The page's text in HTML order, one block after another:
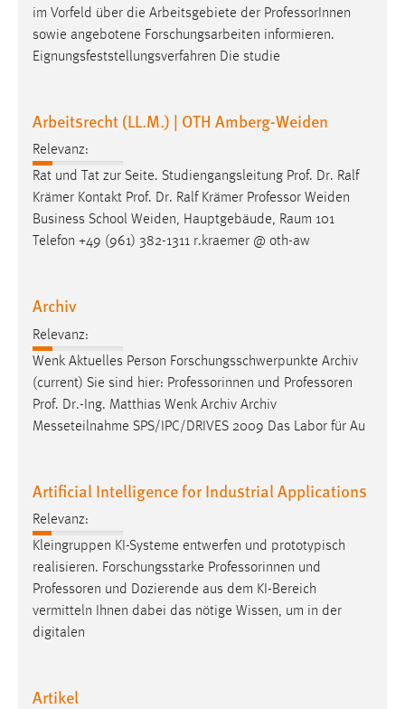
im Vorfeld über die Arbeitsgebiete der Professor Innen
sowie angebotene Forschungsarbeiten informieren.
Eignungsfeststellungsverfahren Die studie
Arbeitsrecht (LL.M.) | OTH Amberg-Weiden
Relevanz:
Rat und Tat zur Seite. Studiengangsleitung Prof. Dr. Ralf
Krämer Kontakt Prof. Dr. Ralf Krämer Professor Weiden
Business School Weiden, Hauptgebäude, Raum 101
Telefon +49 (961) 382-1311 r.kraemer @ oth-aw
Archiv
Relevanz:
Wenk Aktuelles Person Forschungsschwerpunkte Archiv
(current) Sie sind hier: Professorinnen und Professoren
Prof. Dr.-Ing. Matthias Wenk Archiv Archiv
Messeteilnahme SPS/IPC/DRIVES 2009 Das Labor für Au
Artificial Intelligence for Industrial Applications
Relevanz:
Kleingruppen KI-Systeme entwerfen und prototypisch
realisieren. Forschungsstarke Professorinnen und
Professoren und Dozierende aus dem KI-Bereich
vermitteln Ihnen dabei das nötige Wissen, um in der
digitalen
Artikel